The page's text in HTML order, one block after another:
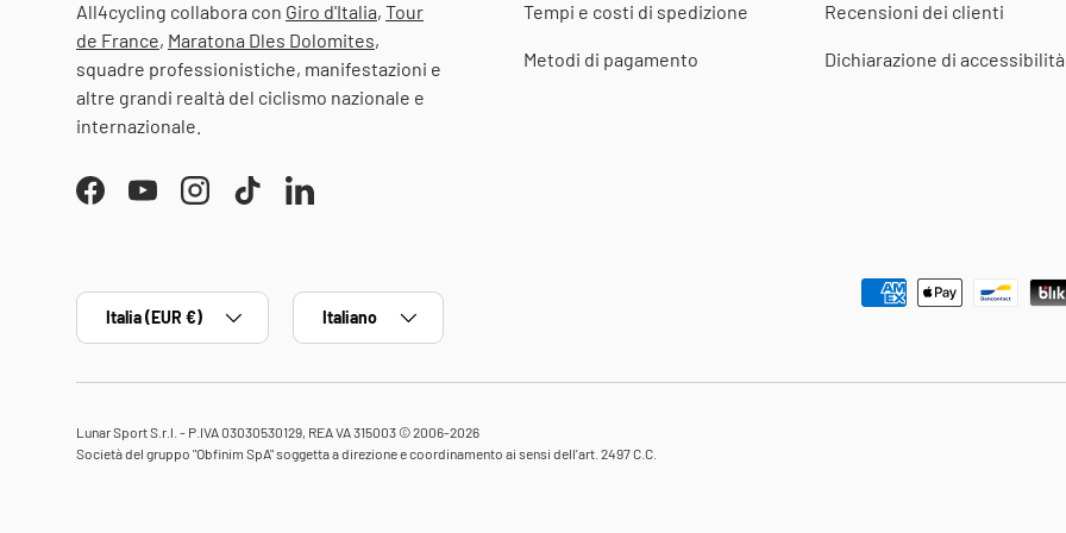
All4cycling collabora con Giro d'Italia, Tour
de France, Maratona Dles Dolomites,
squadre professionistiche, manifestazioni e
altre grandi realtà del ciclismo nazionale e
internazionale.
FacebookYouTubeInstagramTikTokLinkedIn
Tempi e costi di spedizione
Metodi di pagamento
Recensioni dei clienti
Dichiarazione di accessibilità
Metodi di pagamento
Paese/Regione
Italia (EUR €)
Lingua
Italiano
Lunar Sport S.r.l. - P.IVA 03030530129, REA VA 315003 © 2006-2026
Società del gruppo "Obfinim SpA" soggetta a direzione e coordinamento ai sensi dell'art. 2497 C.C.